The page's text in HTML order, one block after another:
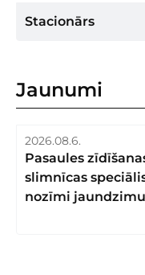
Stacionārs
Jaunumi
2026.08.6.
Pasaules
slimnīcas
nozīmi